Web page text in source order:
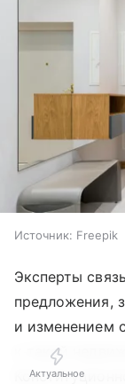
Источник: Freepik
Эксперты
предложения,
и изменением
к такой
Актуальное